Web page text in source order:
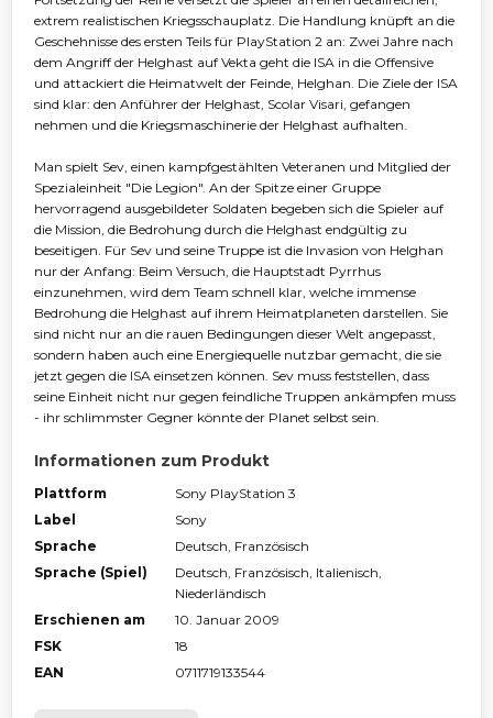
extrem realistischen Kriegsschauplatz. Die Handlung knüpft an die
Geschehnisse des ersten Teils für PlayStation 2 an: Zwei Jahre nach
dem Angriff der Helghast auf Vekta geht die ISA in die Offensive
und attackiert die Heimatwelt der Feinde, Helghan. Die Ziele der ISA
sind klar: den Anführer der Helghast, Scolar Visari, gefangen
nehmen und die Kriegsmaschinerie der Helghast aufhalten.
Man spielt Sev, einen kampfgestählten Veteranen und Mitglied der
Spezialeinheit "Die Legion". An der Spitze einer Gruppe
hervorragend ausgebildeter Soldaten begeben sich die Spieler auf
die Mission, die Bedrohung durch die Helghast endgültig zu
beseitigen. Für Sev und seine Truppe ist die Invasion von Helghan
nur der Anfang: Beim Versuch, die Hauptstadt Pyrrhus
einzunehmen, wird dem Team schnell klar, welche immense
Bedrohung die Helghast auf ihrem Heimatplaneten darstellen. Sie
sind nicht nur an die rauen Bedingungen dieser Welt angepasst,
sondern haben auch eine Energiequelle nutzbar gemacht, die sie
jetzt gegen die ISA einsetzen können. Sev muss feststellen, dass
seine Einheit nicht nur gegen feindliche Truppen ankämpfen muss
- ihr schlimmster Gegner könnte der Planet selbst sein.
Informationen zum Produkt
Plattform
Sony PlayStation 3
Label
Sony
Sprache
Deutsch, Französisch
Sprache (Spiel)
Deutsch, Französisch, Italienisch,
Niederländisch
Erschienen am
10. Januar 2009
FSK
18
EAN
0711719133544